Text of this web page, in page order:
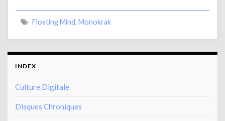
Floating Mind, Monokrak
INDEX
Culture Digitale
Disques Chroniques